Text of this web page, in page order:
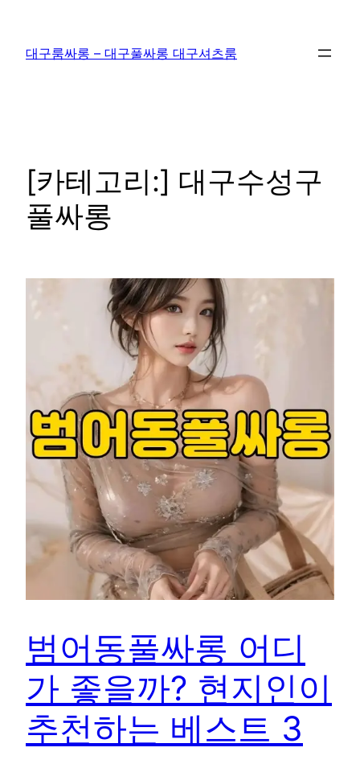
대구룸싸롱 – 대구풀싸롱 대구셔츠룸
[카테고리:] 대구수성구
풀싸롱
범어동풀싸롱 어디
가 좋을까? 현지인이
추천하는 베스트 3